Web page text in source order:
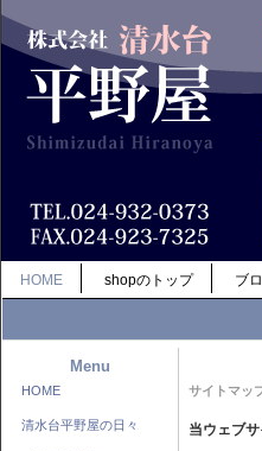
HOME shopのトップ ブ
Menu
HOME
清水台平野屋の日々
サイトマッ
当ウェブ